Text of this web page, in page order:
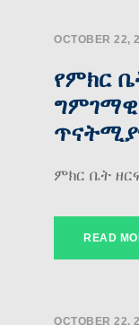
OCTOBER 22,
የምክር
ግምገማዊ
ምክር ቤት
READ
OCTOBER 22,